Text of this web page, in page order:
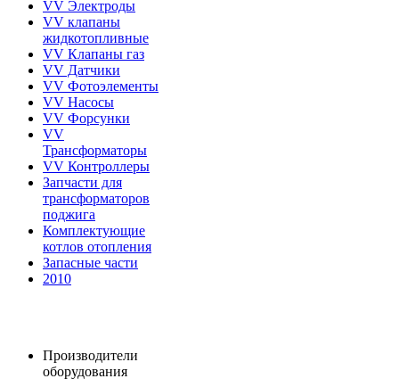
VV Электроды
VV клапаны
жидкотопливные
VV Клапаны газ
VV Датчики
VV Фотоэлементы
VV Насосы
VV Форсунки
VV
Трансформаторы
VV Контроллеры
Запчасти для
трансформаторов
поджига
Комплектующие
котлов отопления
Запасные части
2010
Производители
оборудования